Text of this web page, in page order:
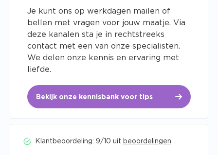
Je kunt ons op werkdagen mailen of
bellen met vragen voor jouw maatje. Via
deze kanalen sta je in rechtstreeks
contact met een van onze specialisten.
We delen onze kennis en ervaring met
liefde.
Bekijk onze kennisbank voor tips
Klantbeoordeling: 9/10 uit beoordelingen